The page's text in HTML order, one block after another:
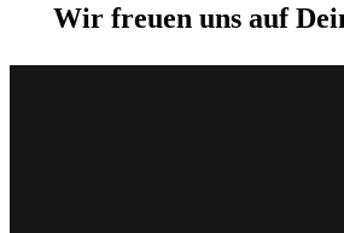
Wir freuen uns auf